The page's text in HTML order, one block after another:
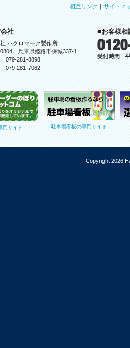
相互リンク ｜ サイトマ
社
ハクロマーク製作所
兵庫県姫路市保城337-1
079-281-8898
079-281-7062
■お客様相
門サイト 駐車場看板の専門サイト
Copyright 2026